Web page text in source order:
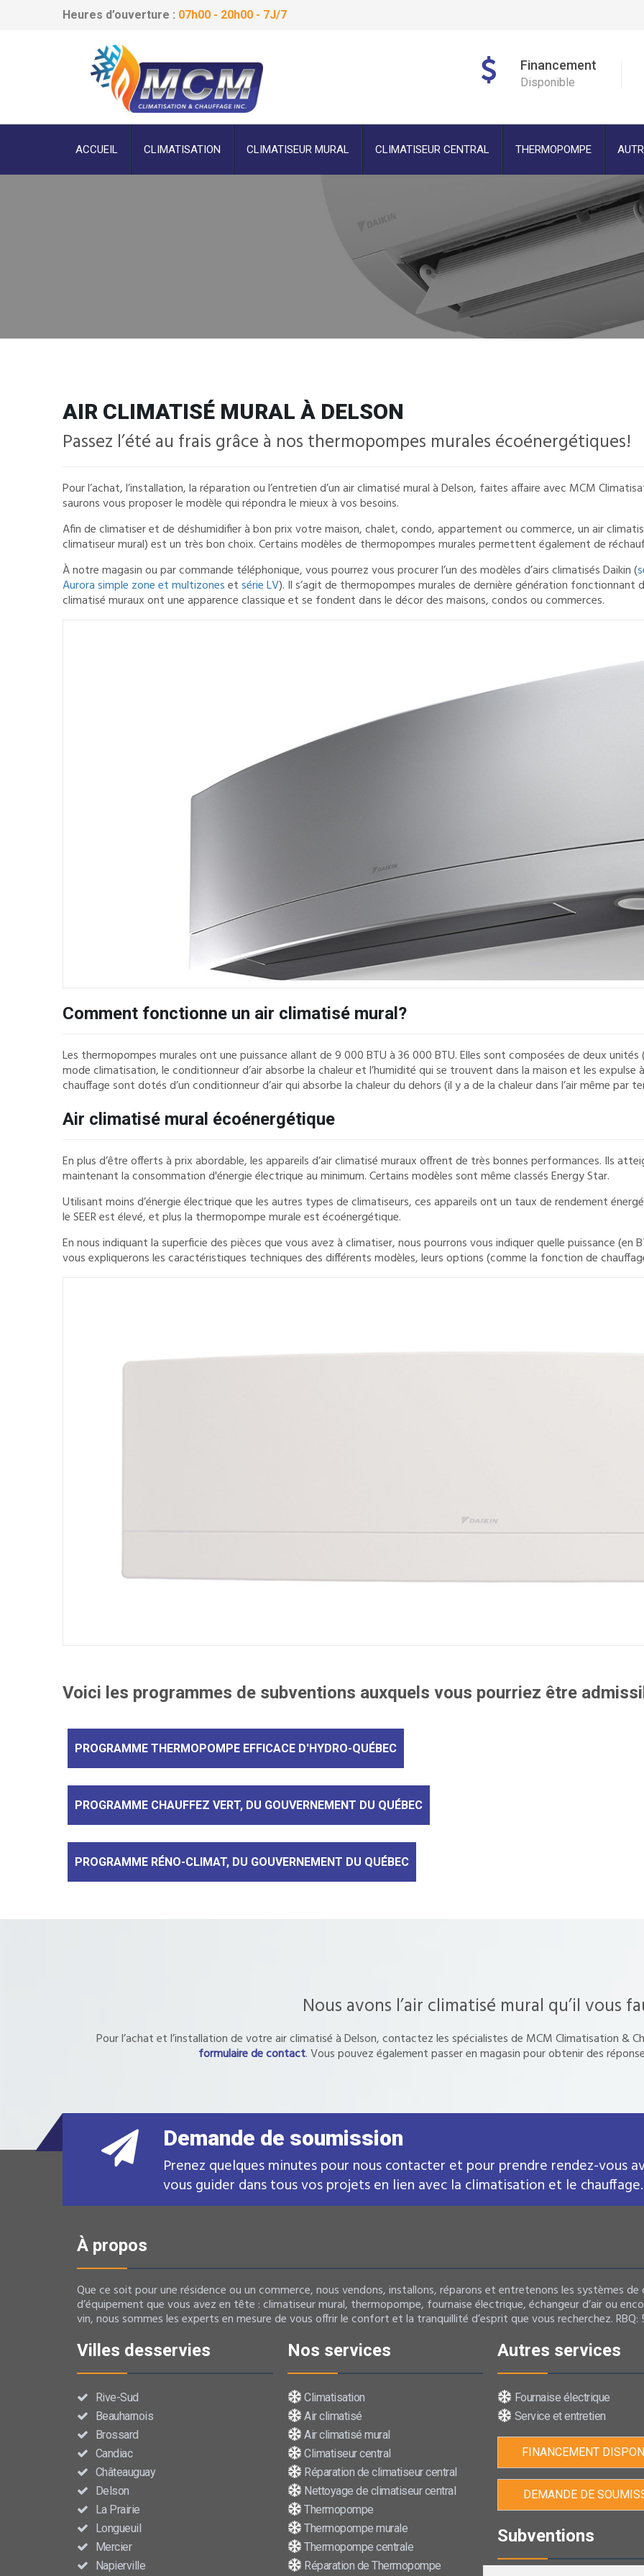
Heures d’ouverture : 07h00 - 20h00 - 7J/7
Financement
Disponible
ACCUEIL CLIMATISATION CLIMATISEUR MURAL CLIMATISEUR CENTRAL THERMOPOMPE
AIR CLIMATISÉ MURAL À DELSON
Passez l’été au frais grâce à nos thermopompes murales écoénergétiques!
Pour l’achat, l’installation, la réparation ou l’entretien d’un air climatisé mural à Delson, faites affaire avec MCM
saurons vous proposer le modèle qui répondra le mieux à vos besoins.
Afin de climatiser et de déshumidifier à bon prix votre maison, chalet, condo, appartement ou commerce, un air
climatiseur mural) est un très bon choix. Certains modèles de thermopompes murales permettent également de
À notre magasin ou par commande téléphonique, vous pourrez vous procurer l’un des modèles d’airs climatisés Daikin (
Aurora simple zone et multizonesetsérie LV). Il s’agit de thermopompes murales de dernière génération fonctionnant
climatisé muraux ont une apparence classique et se fondent dans le décor des maisons, condos ou commerces.
Comment fonctionne un air climatisé mural?
Les thermopompes murales ont une puissance allant de 9 000 BTU à 36 000 BTU. Elles sont composées de deux unités
mode climatisation, le conditionneur d’air absorbe la chaleur et l’humidité qui se trouvent dans la maison et les expulse
chauffage sont dotés d’un conditionneur d’air qui absorbe la chaleur du dehors (il y a de la chaleur dans l’air même par
Air climatisé mural écoénergétique
En plus d’être offerts à prix abordable, les appareils d’air climatisé muraux offrent de très bonnes performances. Ils
maintenant la consommation d'énergie électrique au minimum. Certains modèles sont même classés Energy Star.
Utilisant moins d’énergie électrique que les autres types de climatiseurs, ces appareils ont un taux de rendement
le SEER est élevé, et plus la thermopompe murale est écoénergétique.
En nous indiquant la superficie des pièces que vous avez à climatiser, nous pourrons vous indiquer quelle puissance (en
vous expliquerons les caractéristiques techniques des différents modèles, leurs options (comme la fonction de
Voici les programmes de subventions auxquels vous pourriez être
PROGRAMME THERMOPOMPE EFFICACE D'HYDRO-QUÉBEC
PROGRAMME CHAUFFEZ VERT, DU GOUVERNEMENT DU QUÉBEC
PROGRAMME RÉNO-CLIMAT, DU GOUVERNEMENT DU QUÉBEC
Nous avons l’air climatisé mural qu’il vous
Pour l’achat et l’installation de votre air climatisé à Delson, contactez les spécialistes de MCM Climatisation &
formulaire de contact. Vous pouvez également passer en magasin pour obtenir des
Demande de soumission
Prenez quelques minutes pour nous contacter et pour prendre rendez-vous
vous guider dans tous vos projets en lien avec la climatisation et le chauffage.
À propos
Que ce soit pour une résidence ou un commerce, nous vendons, installons, réparons et entretenons les systèmes
d’équipement que vous avez en tête : climatiseur mural, thermopompe, fournaise électrique, échangeur d’air ou
vin, nous sommes les experts en mesure de vous offrir le confort et la tranquillité d’esprit que vous recherchez. RBQ:
Villes desservies
Rive-Sud
Beauharnois
Brossard
Candiac
Châteauguay
Delson
La Prairie
Longueuil
Mercier
Napierville
Nos services
Climatisation
Air climatisé
Air climatisé mural
Climatiseur central
Réparation de climatiseur central
Nettoyage de climatiseur central
Thermopompe
Thermopompe murale
Thermopompe centrale
Réparation de Thermopompe
Autres services
Fournaise électrique
Service et entretien
FINANCEMENT
DEMANDE DE
Subventions